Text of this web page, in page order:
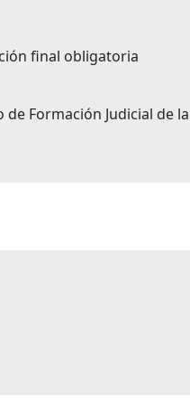
final obligatoria
Formación Judicial de la